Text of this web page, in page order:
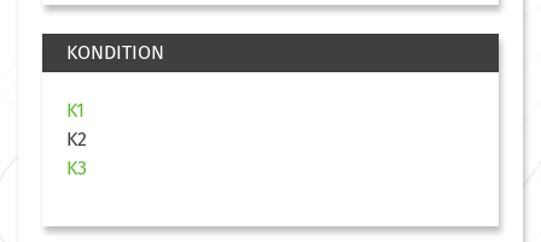
KONDITION
K1
K2
K3